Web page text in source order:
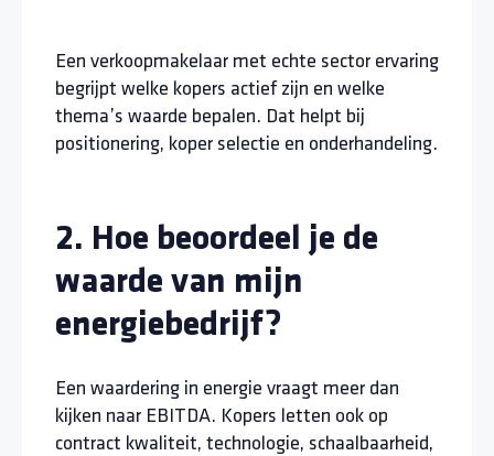
Een verkoopmakelaar met echte sector ervaring
begrijpt welke kopers actief zijn en welke
thema’s waarde bepalen. Dat helpt bij
positionering, koper selectie en onderhandeling.
2. Hoe beoordeel je de
waarde van mijn
energiebedrijf?
Een waardering in energie vraagt meer dan
kijken naar EBITDA. Kopers letten ook op
contract kwaliteit, technologie, schaalbaarheid,